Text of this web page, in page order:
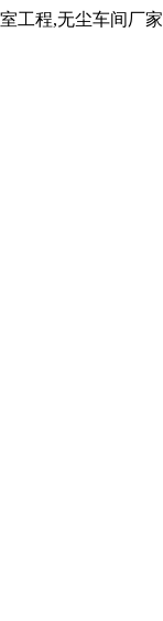
工程,无尘车间厂家